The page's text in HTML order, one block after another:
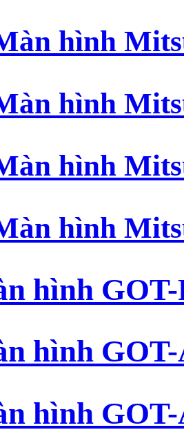
hình
hình
hình
hình
hình GOT-
hình
hình